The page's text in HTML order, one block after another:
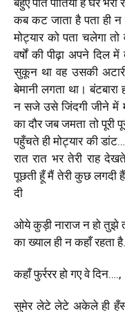
बहुएं पोते पोतियां हैं घर
कब कट जाता है पता ही
मोट्यार को पता चलेगा
वर्षों की पीढ़ा अपने दिल
सुकून था वह उसकी
बेमानी लगता था।
न सजे उसे जिंदगी जीने में
का दौर जब जमता तो पूरी
पहुँचते ही मोट्यार की
रात रात भर तेरी राह
पूछती हूँ मैं तेरी कुछ लगदी
दी
ओये कुड़ी नाराज न हो तुझे
का ख्याल ही न कहाँ रहता
कहाँ फुर्ररर हो गए वे दिन….,
सुमेर लेटे लेटे अकेले ही हँस